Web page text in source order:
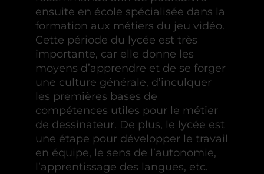
ensuite en école spécialisée dans la
formation aux métiers du jeu vidéo.
Cette période du lycée est très
importante, car elle donne les
moyens d’apprendre et de se forger
une culture générale, d’inculquer
les premières bases de
compétences utiles pour le métier
de dessinateur. De plus, le lycée est
une étape pour développer le travail
en équipe, le sens de l’autonomie,
l’apprentissage des langues, etc.